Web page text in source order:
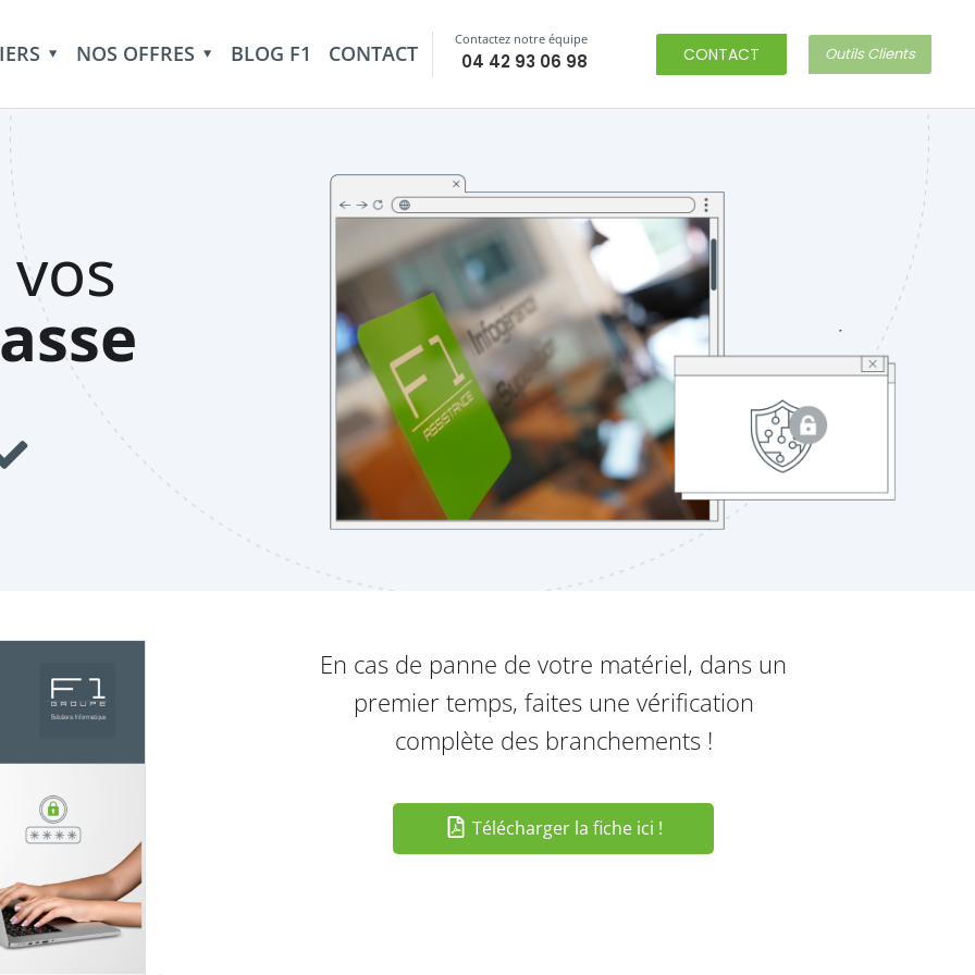
NOS OFFRES BLOG F1 CONTACT
Contactez notre équipe
04 42 93 06 98 CONTACT Outils Clients
En cas de panne de votre matériel, dans un
premier temps, faites une vérification
complète des branchements !
Télécharger la fiche ici !